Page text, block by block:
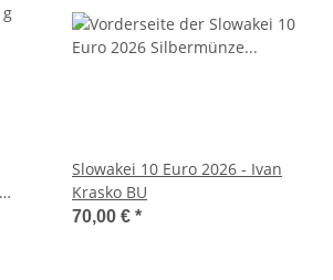
Slowakei 10 Euro 2026 - Ivan
Krasko BU
70,00 € *